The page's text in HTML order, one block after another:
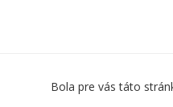
Bola pre vás táto